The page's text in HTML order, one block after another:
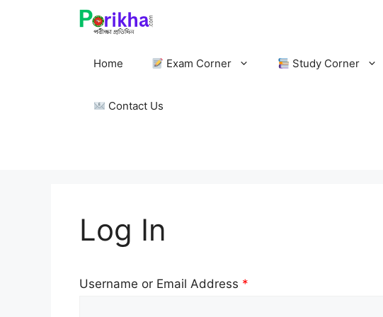
Home Exam Corner Study Corner
Contact Us
Log In
Username or Email Address *